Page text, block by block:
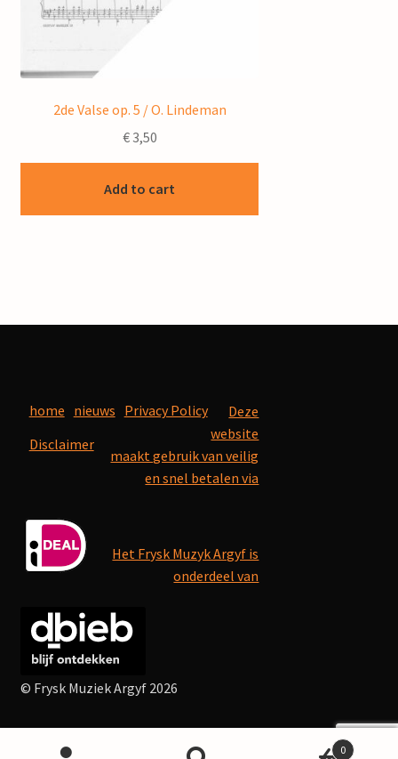
2de Valse op. 5 / O. Lindeman
€3,50
Add to cart
home nieuws Privacy Policy
Disclaimer
Deze
website
maakt gebruik van veilig
en snel betalen via
Het Frysk Muzyk Argyf is
onderdeel van
© Frysk Muziek Argyf 2026
0